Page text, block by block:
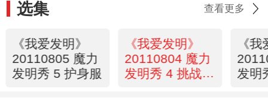
选集 查看更多
《我爱发明》
20110805 魔力
发明秀 5 护身服
《我爱发明》
20110804 魔力
发明秀 4 挑战古
《
发明